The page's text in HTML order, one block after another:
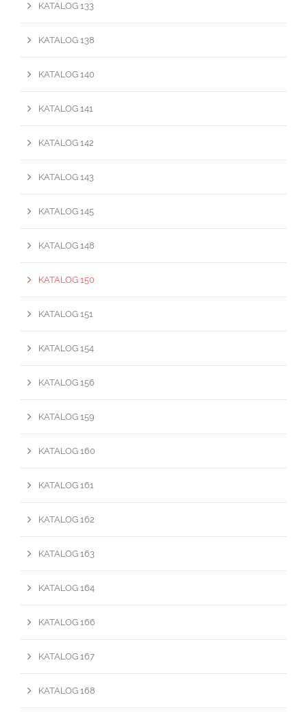
KATALOG 133
KATALOG 138
KATALOG 140
KATALOG 141
KATALOG 142
KATALOG 143
KATALOG 145
KATALOG 148
KATALOG 150
KATALOG 151
KATALOG 154
KATALOG 156
KATALOG 159
KATALOG 160
KATALOG 161
KATALOG 162
KATALOG 163
KATALOG 164
KATALOG 166
KATALOG 167
KATALOG 168